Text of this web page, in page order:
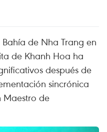
de Nha Trang en
de Khanh Hoa ha
después de
sincrónica
Maestro de